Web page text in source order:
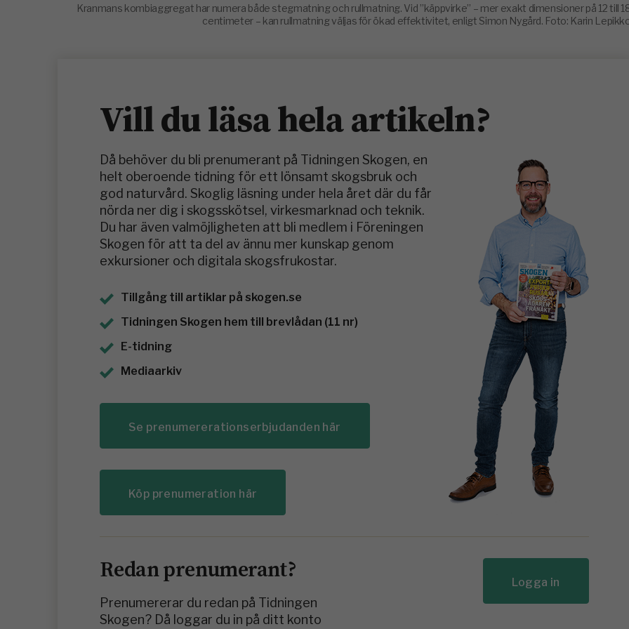
Kranmans kombiaggregat har numera både stegmatning och rullmatning. Vid ”käppvirke” – mer exakt dimensioner på 12 till
centimeter – kan rullmatning väljas för ökad effektivitet, enligt Simon Nygård. Foto: Karin
Vill du läsa hela artikeln?
Då behöver du bli prenumerant på Tidningen Skogen, en
helt oberoende tidning för ett lönsamt skogsbruk och
god naturvård. Skoglig läsning under hela året där du får
nörda ner dig i skogsskötsel, virkesmarknad och teknik.
Du har även valmöjligheten att bli medlem i Föreningen
Skogen för att ta del av ännu mer kunskap genom
exkursioner och digitala skogsfrukostar.
Tillgång till artiklar på skogen.se
Tidningen Skogen hem till brevlådan (11 nr)
E-tidning
Mediaarkiv
Se prenumererationserbjudanden här
Köp prenumeration här
Redan prenumerant?
Prenumererar du redan på Tidningen
Skogen? Då loggar du in på ditt konto
Logga in